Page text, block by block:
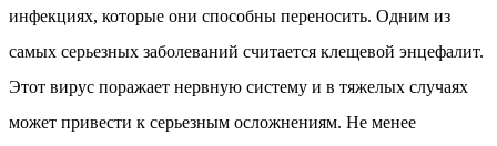
инфекциях, которые они способны переносить. Одним из
самых серьезных заболеваний считается клещевой энцефалит.
Этот вирус поражает нервную систему и в тяжелых случаях
может привести к серьезным осложнениям. Не менее